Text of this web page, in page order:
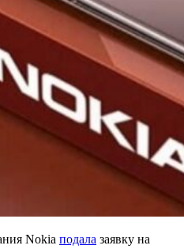
Nokia подала заявку на